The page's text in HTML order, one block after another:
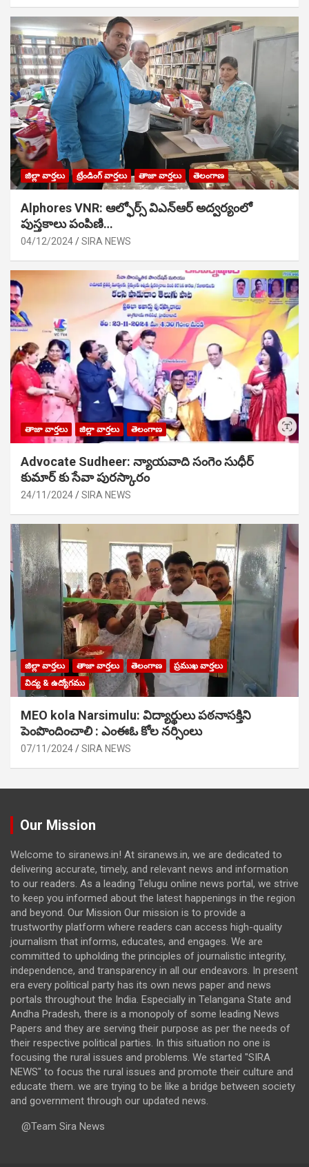
జిల్లా వార్తలు ట్రేండింగ్ వార్తలు తాజా వార్తలు తెలంగాణ
Alphores VNR: ఆల్ఫోర్స్ విఎన్ఆర్ అద్వర్యంలో
పుస్తకాలు పంపిణి…
04/12/2024 SIRA NEWS
తాజా వార్తలు జిల్లా వార్తలు తెలంగాణ
Advocate Sudheer: న్యాయవాది సంగెం సుధీర్
కుమార్ కు సేవా పురస్కారం
24/11/2024 SIRA NEWS
జిల్లా వార్తలు తాజా వార్తలు తెలంగాణ
ప్రముఖ వార్తలు
విద్య & ఉద్యోగము
MEO kola Narsimulu: విద్యార్థులు పఠ‌నాసక్తిని
పెంపొందించాలి : ఎంఈఓ కోల నర్సింలు
07/11/2024 SIRA NEWS
Our Mission
Welcome to siranews.in! At siranews.in, we are dedicated to
delivering accurate, timely, and relevant news and information
to our readers. As a leading Telugu online news portal, we strive
to keep you informed about the latest happenings in the region
and beyond. Our Mission Our mission is to provide a
trustworthy platform where readers can access high-quality
journalism that informs, educates, and engages. We are
committed to upholding the principles of journalistic integrity,
independence, and transparency in all our endeavors. In present
era every political party has its own news paper and news
portals throughout the India. Especially in Telangana State and
Andha Pradesh, there is a monopoly of some leading News
Papers and they are serving their purpose as per the needs of
their respective political parties. In this situation no one is
focusing the rural issues and problems. We started "SIRA
NEWS" to focus the rural issues and promote their culture and
educate them. we are trying to be like a bridge between society
and government through our updated news.
@Team Sira News